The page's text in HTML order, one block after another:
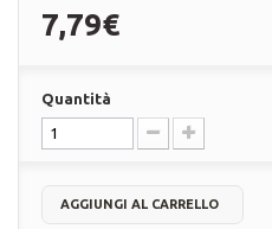
7,79€
Quantità
AGGIUNGI AL CARRELLO